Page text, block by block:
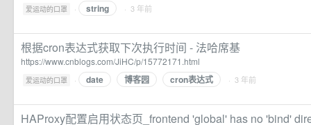
爱运动的口罩 · string · 3 年前
根据cron表达式获取下次执行时间 - 法哈席基
https://www.cnblogs.com/JiHC/p/15772171.html
爱运动的口罩 · date 博客园 cron表达式 · 3 年前
HAProxy配置启用状态页_frontend 'global' has no 'bind'